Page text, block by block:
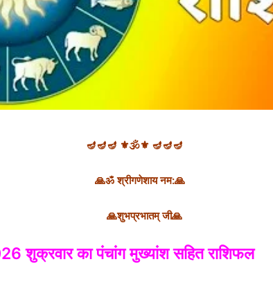
🪔🪔🪔 ⚜🕉⚜ 🪔🪔🪔
🙏ॐ श्रीगणेशाय नम:🙏
🙏शुभप्रभातम् जी🙏
शुक्रवार का पंचांग मुख्यांश सहित राशिफल